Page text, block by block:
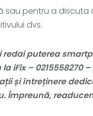
sau pentru a discuta
dvs.
redai puterea
iFix – 0215558270
și întreținere
Împreună,